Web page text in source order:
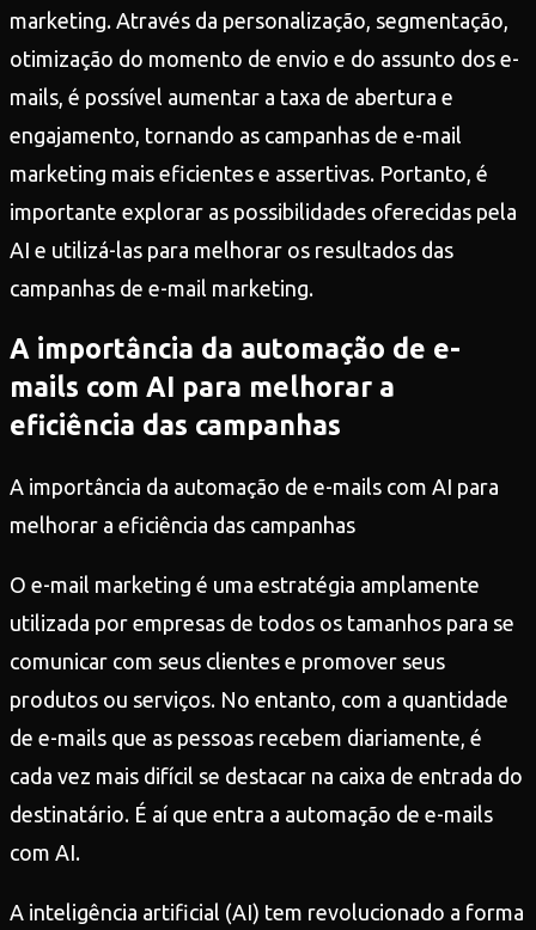
marketing. Através da personalização, segmentação,
otimização do momento de envio e do assunto dos e-
mails, é possível aumentar a taxa de abertura e
engajamento, tornando as campanhas de e-mail
marketing mais eficientes e assertivas. Portanto, é
importante explorar as possibilidades oferecidas pela
AI e utilizá-las para melhorar os resultados das
campanhas de e-mail marketing.
A importância da automação de e-
mails com AI para melhorar a
eficiência das campanhas
A importância da automação de e-mails com AI para
melhorar a eficiência das campanhas
O e-mail marketing é uma estratégia amplamente
utilizada por empresas de todos os tamanhos para se
comunicar com seus clientes e promover seus
produtos ou serviços. No entanto, com a quantidade
de e-mails que as pessoas recebem diariamente, é
cada vez mais difícil se destacar na caixa de entrada do
destinatário. É aí que entra a automação de e-mails
com AI.
A inteligência artificial (AI) tem revolucionado a forma